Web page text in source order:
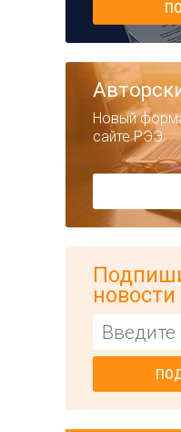
Новый
сайте РЭЭ
новости